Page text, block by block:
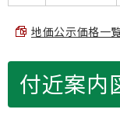
地価公示価格一
付近案内